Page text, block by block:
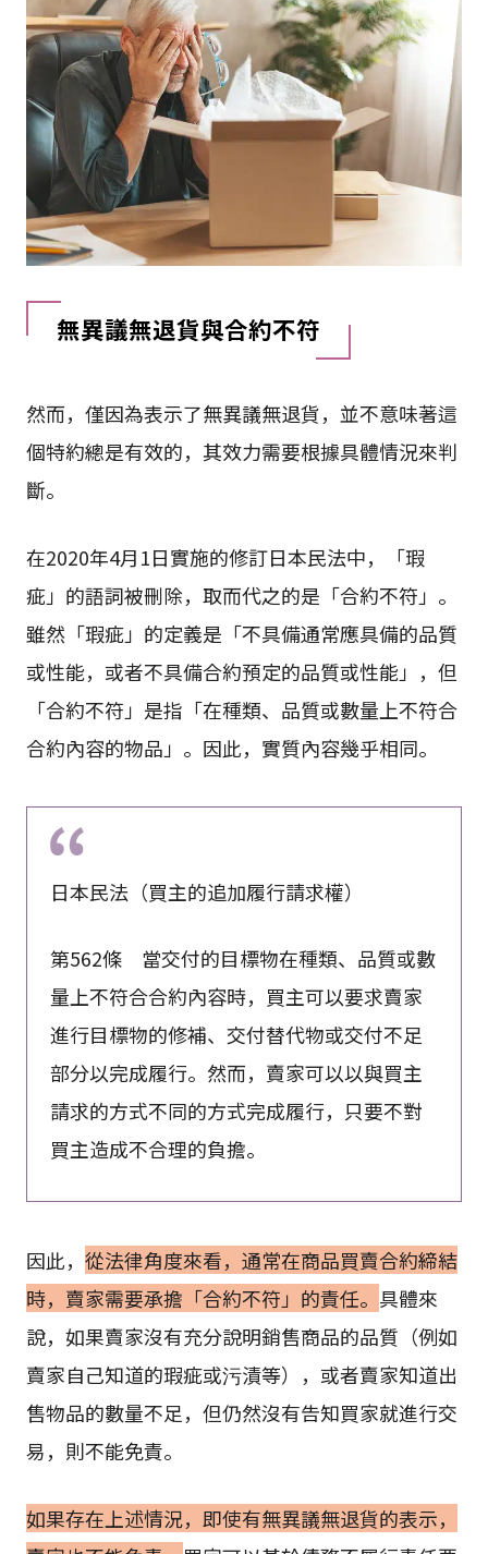
無異議無退貨與合約不符
然而，僅因為表示了無異議無退貨，並不意味著這
個特約總是有效的，其效力需要根據具體情況來判
斷。
在2020年4月1日實施的修訂日本民法中，「瑕
疵」的語詞被刪除，取而代之的是「合約不符」。
雖然「瑕疵」的定義是「不具備通常應具備的品質
或性能，或者不具備合約預定的品質或性能」，但
「合約不符」是指「在種類、品質或數量上不符合
合約內容的物品」。因此，實質內容幾乎相同。
日本民法（買主的追加履行請求權）
第562條 當交付的目標物在種類、品質或數
量上不符合合約內容時，買主可以要求賣家
進行目標物的修補、交付替代物或交付不足
部分以完成履行。然而，賣家可以以與買主
請求的方式不同的方式完成履行，只要不對
買主造成不合理的負擔。
因此， 從法律角度來看，通常在商品買賣合約締結
時，賣家需要承擔「合約不符」的責任。 具體來
說，如果賣家沒有充分說明銷售商品的品質（例如
賣家自己知道的瑕疵或污漬等），或者賣家知道出
售物品的數量不足，但仍然沒有告知買家就進行交
易，則不能免責。
如果存在上述情況，即使有無異議無退貨的表示，